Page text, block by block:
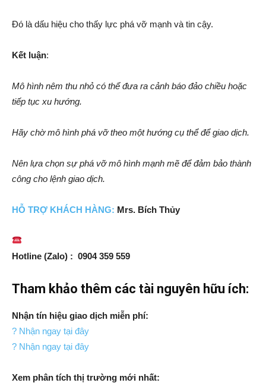
Đó là dấu hiệu cho thấy lực phá vỡ mạnh và tin cậy.
Kết luận:
Mô hình nêm thu nhỏ có thể đưa ra cảnh báo đảo chiều hoặc
tiếp tục xu hướng.
Hãy chờ mô hình phá vỡ theo một hướng cụ thể để giao dịch.
Nên lựa chọn sự phá vỡ mô hình mạnh mẽ để đảm bảo thành
công cho lệnh giao dịch.
HỖ TRỢ KHÁCH HÀNG: Mrs. Bích Thủy
Hotline (Zalo) : 0904 359 559
Tham khảo thêm các tài nguyên hữu ích:
Nhận tín hiệu giao dịch miễn phí:
? Nhận ngay tại đây
? Nhận ngay tại đây
Xem phân tích thị trường mới nhất: